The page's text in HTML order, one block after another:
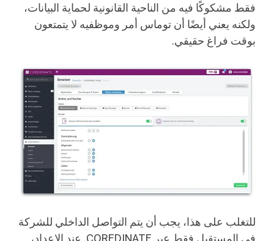
فقط مشكوكًا فيه من الناحية القانونية لحماية البيانات،
ولكنه يعني أيضًا أن توماس أمر وموظفيه لا يتمتعون
بوقت فراغ حقيقي.
للتغلب على هذا، يجب أن يتم التواصل الداخلي للشركة
في المستقبل فقط عبر COREDINATE. عند الإعداد،